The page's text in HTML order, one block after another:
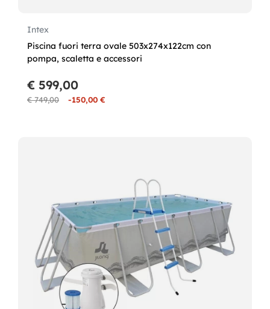
Intex
Piscina fuori terra ovale 503x274x122cm con
pompa, scaletta e accessori
€ 749,00 -150,00 €
€ 599,00